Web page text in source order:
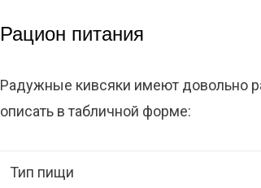
Рацион питания
Радужные кивсяки имеют довольно
описать в табличной форме:
Тип пищи